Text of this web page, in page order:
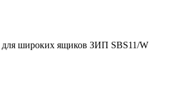
для широких ящиков ЗИП SBS11/W